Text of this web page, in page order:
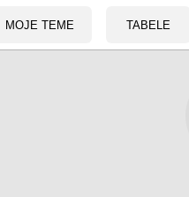
MOJE TEME TABELE